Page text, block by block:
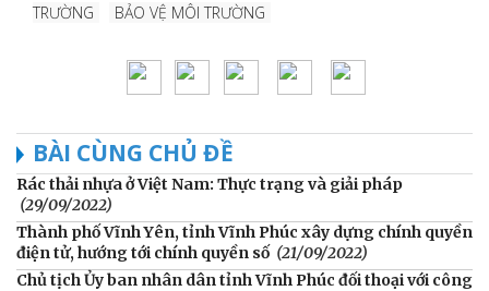
TRƯỜNG
BẢO VỆ MÔI TRƯỜNG
BÀI CÙNG CHỦ ĐỀ
Rác thải nhựa ở Việt Nam: Thực trạng và giải pháp
(29/09/2022)
Thành phố Vĩnh Yên, tỉnh Vĩnh Phúc xây dựng chính quyền
điện tử, hướng tới chính quyền số (21/09/2022)
Chủ tịch Ủy ban nhân dân tỉnh Vĩnh Phúc đối thoại với công